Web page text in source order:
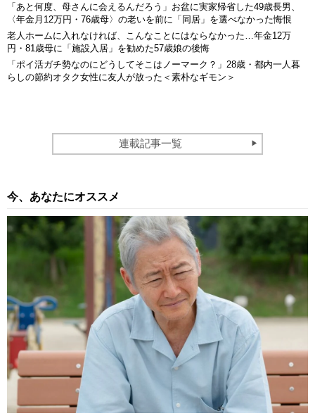
「あと何度、母さんに会えるんだろう」お盆に実家帰省した49歳長男、
〈年金月12万円・76歳母〉の老いを前に「同居」を選べなかった悔恨
老人ホームに入れなければ、こんなことにはならなかった…年金12万
円・81歳母に「施設入居」を勧めた57歳娘の後悔
「ポイ活ガチ勢なのにどうしてそこはノーマーク？」28歳・都内一人暮
らしの節約オタク女性に友人が放った＜素朴なギモン＞
連載記事一覧
今、あなたにオススメ